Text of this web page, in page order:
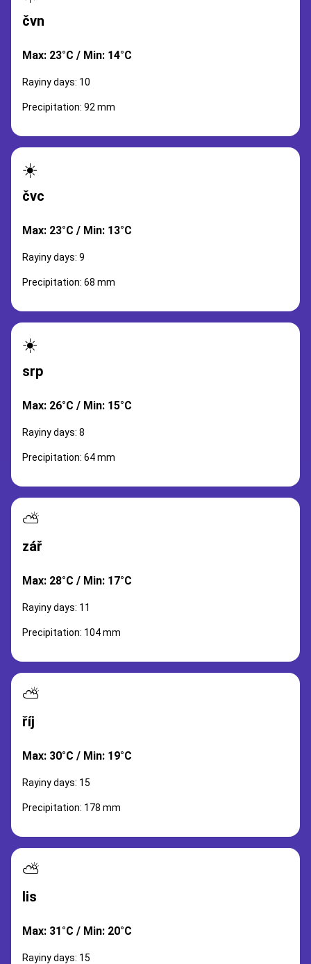
čvn
Max: 23°C / Min: 14°C
Rayiny days: 10
Precipitation: 92 mm
☀️
čvc
Max: 23°C / Min: 13°C
Rayiny days: 9
Precipitation: 68 mm
☀️
srp
Max: 26°C / Min: 15°C
Rayiny days: 8
Precipitation: 64 mm
⛅
zář
Max: 28°C / Min: 17°C
Rayiny days: 11
Precipitation: 104 mm
⛅
říj
Max: 30°C / Min: 19°C
Rayiny days: 15
Precipitation: 178 mm
⛅
lis
Max: 31°C / Min: 20°C
Rayiny days: 15